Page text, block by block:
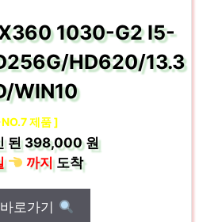
1030-G2 I5-
HD620/13.3
WIN10
NO.7 제품 ]
된398,000 원
까지도착
로가기